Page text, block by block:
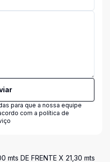
para que a nossa equipe
com a política de
mts DE FRENTE X 21,30 mts